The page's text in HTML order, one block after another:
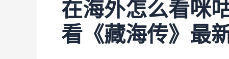
在海外怎么看咪
看《藏海传》最